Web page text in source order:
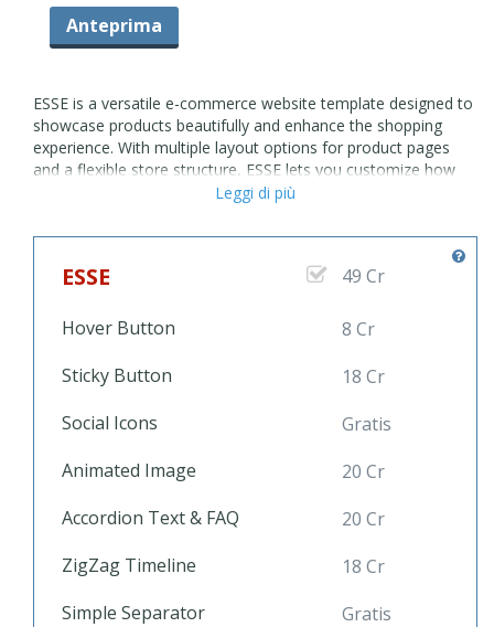
Anteprima
ESSE is a versatile e-commerce website template designed to
showcase products beautifully and enhance the shopping
experience. With multiple layout options for product pages
and a flexible store structure, ESSE lets you customize how
you display each item and category to align with your brand’s
integrated blog feature allows you to share news, updates,
and product highlights, making it ideal for engaging customers
and building community around your store. Perfect for brands
shopping experience.
Leggi di più
ESSE 49 Cr
Hover Button
8 Cr
Sticky Button
18 Cr
Social Icons
Gratis
Animated Image
20 Cr
Accordion Text & FAQ
20 Cr
ZigZag Timeline
18 Cr
Simple Separator
Gratis